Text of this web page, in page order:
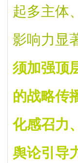
起多主体
影响力显
须加强顶
的战略传
化感召力
舆论引导